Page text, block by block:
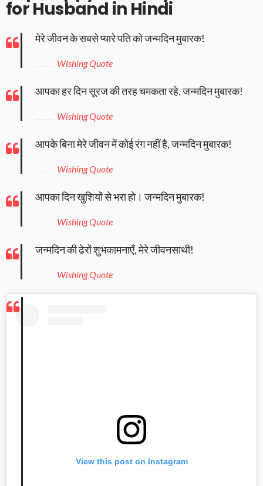
for Husband in Hindi
मेरे जीवन के सबसे प्यारे पति को जन्मदिन मुबारक!
Wishing Quote
आपका हर दिन सूरज की तरह चमकता रहे, जन्मदिन मुबारक!
Wishing Quote
आपके बिना मेरे जीवन में कोई रंग नहीं है, जन्मदिन मुबारक!
Wishing Quote
आपका दिन खुशियों से भरा हो। जन्मदिन मुबारक!
Wishing Quote
जन्मदिन की ढेरों शुभकामनाएँ, मेरे जीवनसाथी!
Wishing Quote
View this post on Instagram